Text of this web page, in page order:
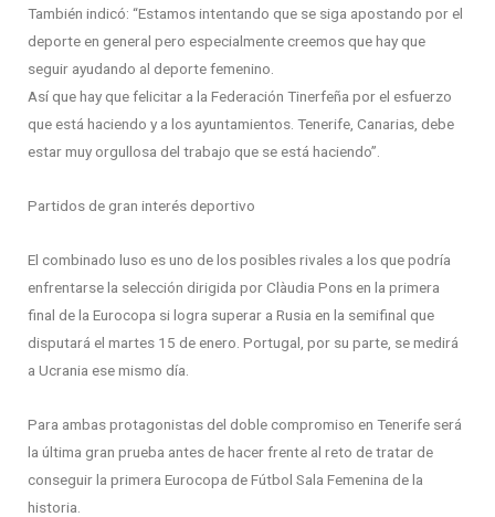
También indicó: “Estamos intentando que se siga apostando por el
deporte en general pero especialmente creemos que hay que
seguir ayudando al deporte femenino.
Así que hay que felicitar a la Federación Tinerfeña por el esfuerzo
que está haciendo y a los ayuntamientos. Tenerife, Canarias, debe
estar muy orgullosa del trabajo que se está haciendo”.
Partidos de gran interés deportivo
El combinado luso es uno de los posibles rivales a los que podría
enfrentarse la selección dirigida por Clàudia Pons en la primera
final de la Eurocopa si logra superar a Rusia en la semifinal que
disputará el martes 15 de enero. Portugal, por su parte, se medirá
a Ucrania ese mismo día.
Para ambas protagonistas del doble compromiso en Tenerife será
la última gran prueba antes de hacer frente al reto de tratar de
conseguir la primera Eurocopa de Fútbol Sala Femenina de la
historia.